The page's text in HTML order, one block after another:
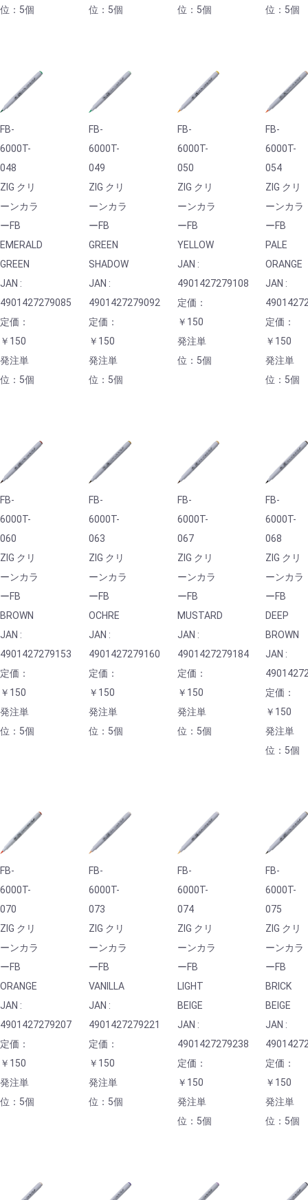
位：5個
位：5個
位：5個
位：5個
FB-
6000T-
048
ZIG クリ
ーンカラ
ーFB
EMERALD
GREEN
JAN :
4901427279085
定価：
￥150
発注単
位：5個
FB-
6000T-
049
ZIG クリ
ーンカラ
ーFB
GREEN
SHADOW
JAN :
4901427279092
定価：
￥150
発注単
位：5個
FB-
6000T-
050
ZIG クリ
ーンカラ
ーFB
YELLOW
JAN :
4901427279108
定価：
￥150
発注単
位：5個
FB-
6000T-
054
ZIG クリ
ーンカラ
ーFB
PALE
ORANGE
JAN :
定価：
￥150
発注単
位：5個
FB-
6000T-
060
ZIG クリ
ーンカラ
ーFB
BROWN
JAN :
4901427279153
定価：
￥150
発注単
位：5個
FB-
6000T-
063
ZIG クリ
ーンカラ
ーFB
OCHRE
JAN :
4901427279160
定価：
￥150
発注単
位：5個
FB-
6000T-
067
ZIG クリ
ーンカラ
ーFB
MUSTARD
JAN :
4901427279184
定価：
￥150
発注単
位：5個
FB-
6000T-
068
ZIG クリ
ーンカラ
ーFB
DEEP
BROWN
JAN :
定価：
￥150
発注単
位：5個
FB-
6000T-
070
ZIG クリ
ーンカラ
ーFB
ORANGE
JAN :
4901427279207
定価：
￥150
発注単
位：5個
FB-
6000T-
073
ZIG クリ
ーンカラ
ーFB
VANILLA
JAN :
4901427279221
定価：
￥150
発注単
位：5個
FB-
6000T-
074
ZIG クリ
ーンカラ
ーFB
LIGHT
BEIGE
JAN :
4901427279238
定価：
￥150
発注単
位：5個
FB-
6000T-
075
ZIG クリ
ーンカラ
ーFB
BRICK
BEIGE
JAN :
定価：
￥150
発注単
位：5個